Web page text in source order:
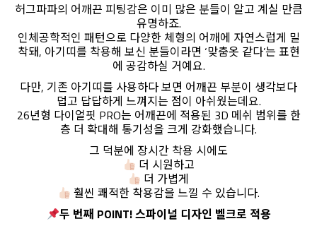
허그파파의 어깨끈 피팅감은 이미 많은 분들이 알고 계실 만큼
유명하죠.
인체공학적인 패턴으로 다양한 체형의 어깨에 자연스럽게 밀
착돼, 아기띠를 착용해 보신 분들이라면 ‘맞춤옷 같다’는 표현
에 공감하실 거예요.
다만, 기존 아기띠를 사용하다 보면 어깨끈 부분이 생각보다
덥고 답답하게 느껴지는 점이 아쉬웠는데요.
26년형 다이얼핏 PRO는 어깨끈에 적용된 3D 메쉬 범위를 한
층 더 확대해 통기성을 크게 강화했습니다.
그 덕분에 장시간 착용 시에도
더 시원하고
더 가볍게
훨씬 쾌적한 착용감을 느낄 수 있습니다.
두 번째 POINT! 스파이널 디자인 벨크로 적용